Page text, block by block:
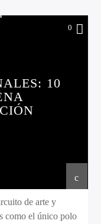
0
10
de arte y
como el único polo